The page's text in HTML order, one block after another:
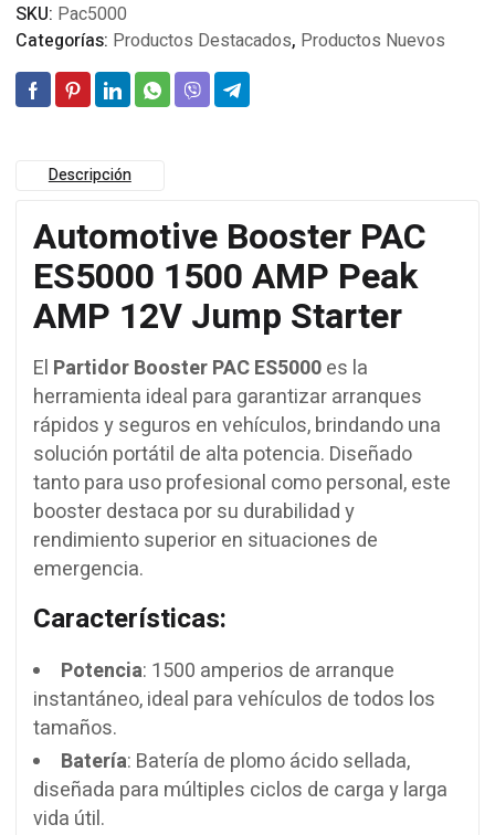
SKU: Pac5000
Categorías: Productos Destacados, Productos Nuevos
Descripción
Automotive Booster PAC
ES5000 1500 AMP Peak
AMP 12V Jump Starter
El Partidor Booster PAC ES5000es la
herramienta ideal para garantizar arranques
rápidos y seguros en vehículos, brindando una
solución portátil de alta potencia. Diseñado
tanto para uso profesional como personal, este
booster destaca por su durabilidad y
rendimiento superior en situaciones de
emergencia.
Características:
Potencia: 1500 amperios de arranque
instantáneo, ideal para vehículos de todos los
tamaños.
Batería: Batería de plomo ácido sellada,
diseñada para múltiples ciclos de carga y larga
vida útil.